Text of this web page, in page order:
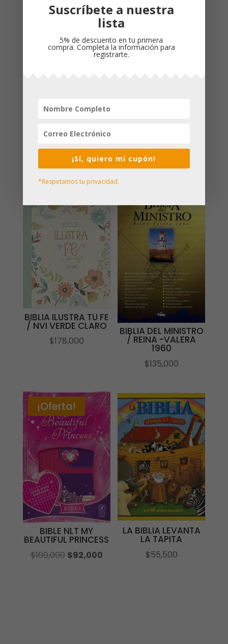
Descripción
Propiedades
: Español
150 x 220 x 40 mm
Productos relacionados
BIBLIA ILUSTRA TU FE
/ NVI VERDE CLARO
$178,000
BIBLIA DEL MINISTRO
/ REINA -VALERA
1960
$135,000
¡Oferta!
BIBLE NLT MY
BEAUTIFUL PRINCESS
$100,000 El
$92,000El
LA BIBLIA LEVANTA
LA TAPITA
$55,500
Suscríbete a nuestra
lista
5% de descuento en tu primera
compra. Completa la información para
registrarte.
¡Sí, quiero mi cupón!
*Respetamos tu privacidad.